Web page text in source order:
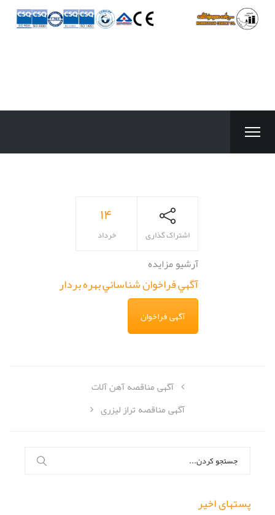
۱۴
خرداد اشتراک گذاری
آرشیو مزایده
آگهي فراخوان شناسائي بهره بردار
آگهی فراخوان
آگهی مناقصه آهن آلات
آگهی مناقصه تراز لیزری
برای:
پستهای اخیر